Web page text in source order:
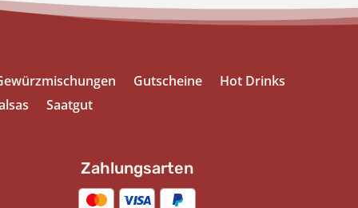
Gutscheine
Hot Drinks
Saatgut
Zahlungsarten